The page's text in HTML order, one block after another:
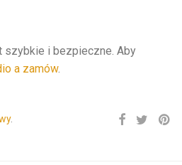
szybkie i bezpieczne. Aby
a zamów.
.